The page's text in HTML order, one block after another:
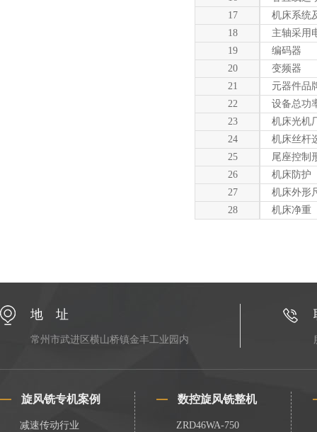
17
18
19
20
21
22
23
24
25
26
27
28
机床系统
主轴采用
编码器
变频器
元器件品
设备总功
机床光机
机床丝杆
尾座控制
机床防护
机床外形
机床净重
地 址
常州市武进区横山桥镇金丰工业园内
旋风铣专机案例
减速传动行业
数控旋风铣整机
ZRD46WA-750